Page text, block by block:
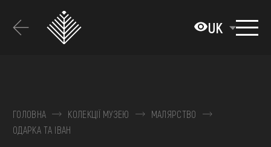
основного
UK
КОЛЕКЦІЇ
ВИСТАВКИ ТА ПОДІЇ
ГОЛОВНА КОЛЕКЦІЇ МУЗЕЮ
МАЛЯРСТВО
ОДАРКА ТА ІВАН